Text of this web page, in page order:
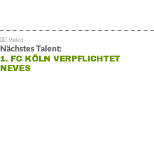
Nächstes Talent:
1. FC KÖLN VERPFLICHTET
NEVES